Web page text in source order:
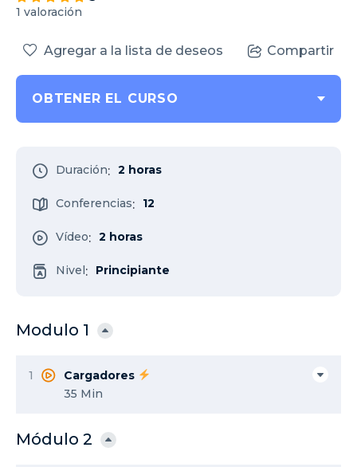
1 valoración
Duración: 2 horas
Conferencias: 12
Vídeo: 2 horas
Nivel: Principiante
Agregar a la lista de deseos Compartir
OBTENER EL CURSO
Modulo 1
1
Cargadores
35 Min
Módulo 2